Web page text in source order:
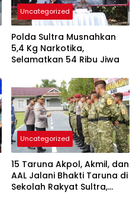
Uncategorized
Polda Sultra Musnahkan
5,4 Kg Narkotika,
Selamatkan 54 Ribu Jiwa
Uncategorized
15 Taruna Akpol, Akmil, dan
AAL Jalani Bhakti Taruna di
Sekolah Rakyat Sultra,